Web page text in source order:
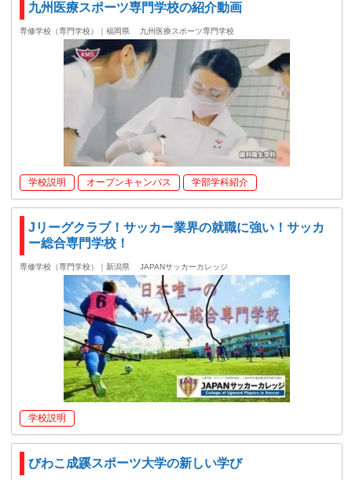
九州医療スポーツ専門学校の紹介動画
専修学校（専門学校）｜福岡県 九州医療スポーツ専門学校
学校説明 オープンキャンパス 学部学科紹介
Jリーグクラブ！サッカー業界の就職に強い！サッカ
ー総合専門学校！
専修学校（専門学校）｜新潟県 JAPANサッカーカレッジ
学校説明
びわこ成蹊スポーツ大学の新しい学び